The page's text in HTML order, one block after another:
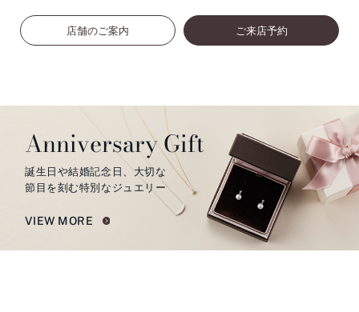
店舗のご案内 ご来店予約
Anniversary Gift
誕生日や結婚記念日、大切な
節目を刻む特別なジュエリー
VIEW MORE